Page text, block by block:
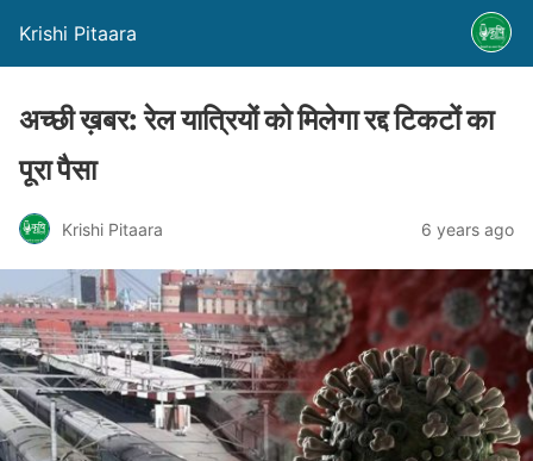
Krishi Pitaara
अच्छी ख़बर: रेल यात्रियों को मिलेगा रद्द टिकटों का
पूरा पैसा
Krishi Pitaara 6 years ago